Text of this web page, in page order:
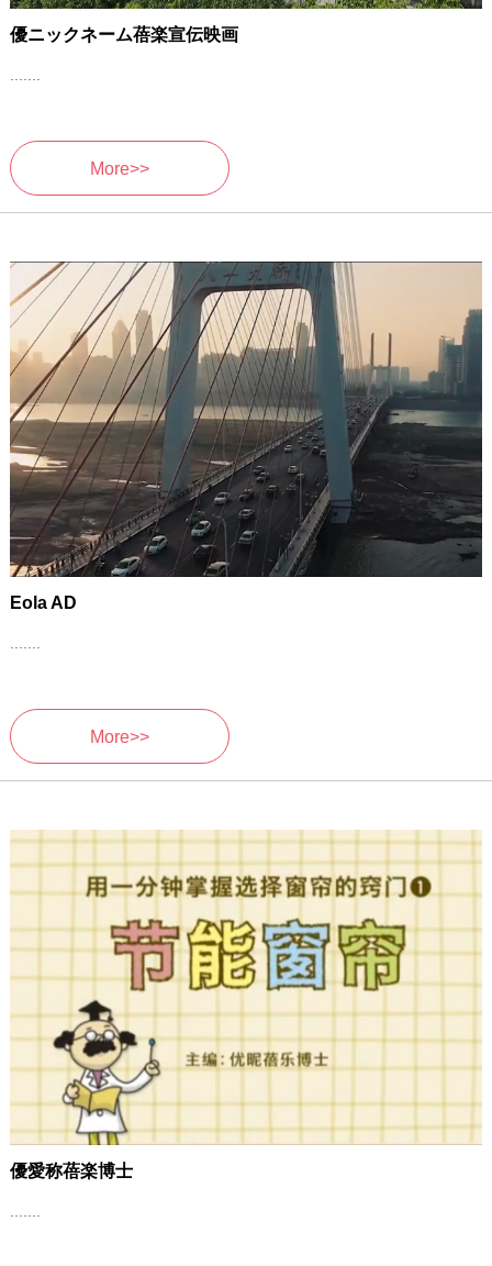
優ニックネーム蓓楽宣伝映画
.......
More>>
Eola AD
More>>
優愛称蓓楽博士